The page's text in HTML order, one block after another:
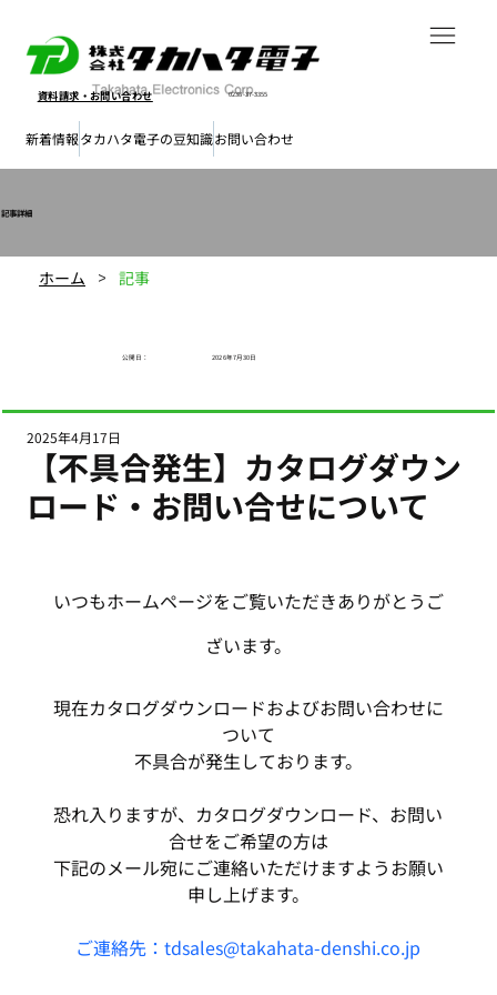
資料請求・ お問い合わせ 0238-37-3355
新着情報タカハタ電子の豆知識お問い合わせ
​記事詳細
ホーム > 記事
公開日​： 2026年7月30日
【不具合発生】カタログダウン
ロード・お問い合せについて
2025年4月17日
いつもホームページをご覧いただきありがとうご
ざいます。
現在カタログダウンロードおよびお問い合わせに
ついて
不具合が発生しております。
恐れ入りますが、カタログダウンロード、お問い
合せをご希望の方は
下記のメール宛にご連絡いただけますようお願い
申し上げます。
ご連絡先：tdsales@takahata-denshi.co.jp